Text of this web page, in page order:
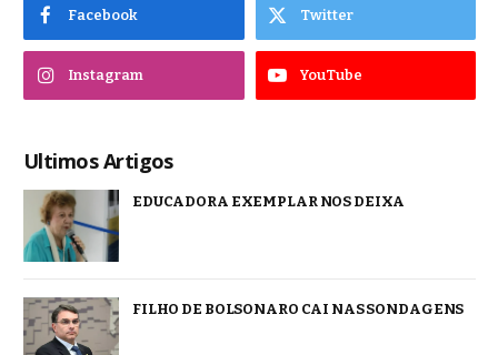
Facebook Twitter
Instagram YouTube
Ultimos Artigos
EDUCADORA EXEMPLAR NOS DEIXA
FILHO DE BOLSONARO CAI NAS SONDAGENS